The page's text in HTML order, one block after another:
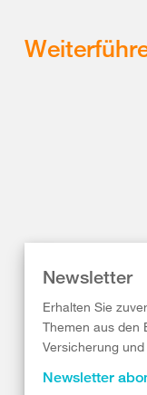
Newsletter
Erhalten Sie
Themen aus den
Versicherung
Newsletter